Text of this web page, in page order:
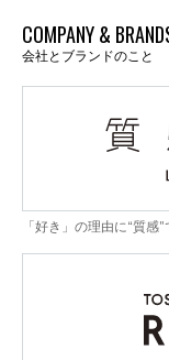
COMPANY &
会社とブランドのこと
「好き」の理由に“質感